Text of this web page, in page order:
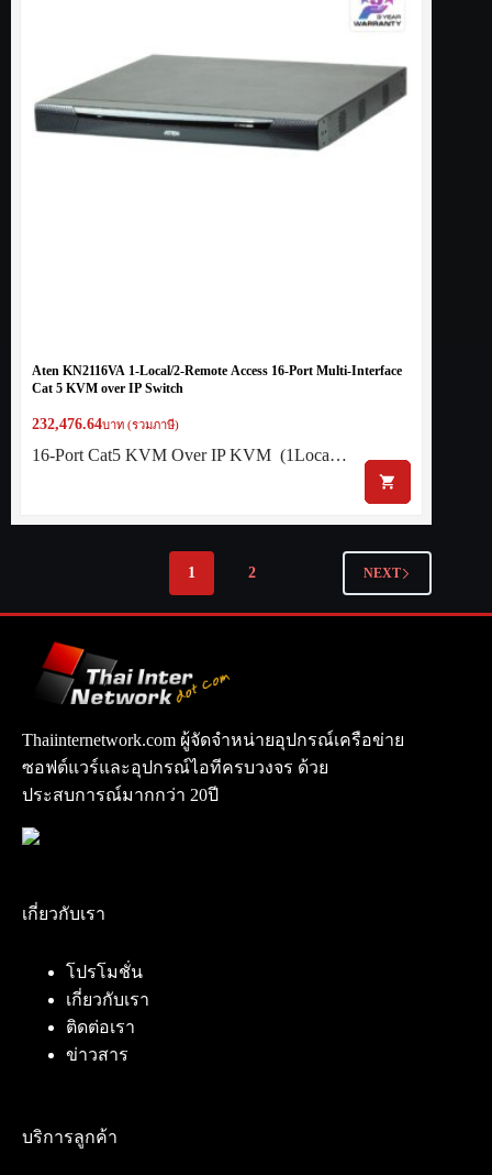
Aten KN2116VA 1-Local/2-Remote Access 16-Port Multi-Interface
Cat 5 KVM over IP Switch
232,476.64บาท (รวมภาษี)
16-Port Cat5 KVM Over IP KVM (1Loca…
1 2 NEXT
Thaiinternetwork.com ผู้จัดจำหน่ายอุปกรณ์เครือข่าย
ซอฟต์แวร์และอุปกรณ์ไอทีครบวงจร ด้วย
ประสบการณ์มากกว่า 20ปี
เกี่ยวกับเรา
โปรโมชั่น
เกี่ยวกับเรา
ติดต่อเรา
ข่าวสาร
บริการลูกค้า